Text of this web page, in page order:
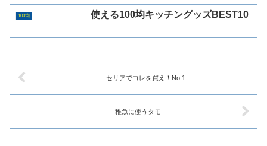
100均 使える100均キッチングッズBEST10
セリアでコレを買え！No.1
稚魚に使うタモ